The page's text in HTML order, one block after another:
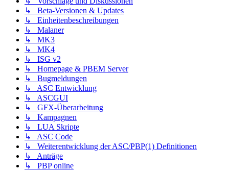
↳ Beta-Versionen & Updates
↳ Einheitenbeschreibungen
↳ Malaner
↳ MK3
↳ MK4
↳ ISG v2
↳ Homepage & PBEM Server
↳ Bugmeldungen
↳ ASC Entwicklung
↳ ASCGUI
↳ GFX-Überarbeitung
↳ Kampagnen
↳ LUA Skripte
↳ ASC Code
↳ Weiterentwicklung der ASC/PBP(1) Definitionen
↳ Anträge
↳ PBP online